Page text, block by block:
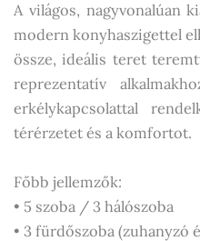
A világos, nagyvonalúan
modern konyhaszigettel
össze, ideális teret
reprezentatív
erkélykapcsolattal
térérzetet és a komfortot.
Főbb jellemzők:
• 5 szoba / 3 hálószoba
• 3 fürdőszoba (zuhanyzó